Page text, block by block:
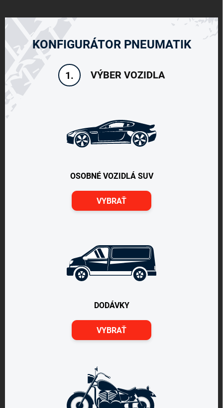
KONFIGURÁTOR PNEUMATIK
1. VÝBER VOZIDLA
OSOBNÉ VOZIDLÁ SUV
VYBRAŤ
DODÁVKY
VYBRAŤ